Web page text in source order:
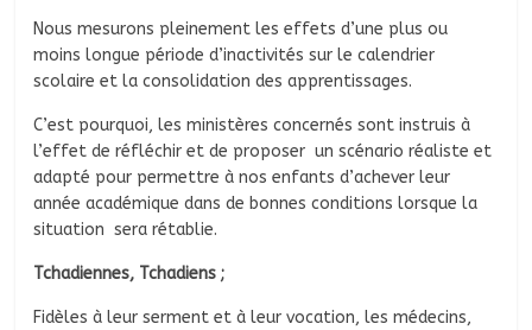
Nous mesurons pleinement les effets d’une plus ou
moins longue période d’inactivités sur le calendrier
scolaire et la consolidation des apprentissages.
C’est pourquoi, les ministères concernés sont instruis à
l’effet de réfléchir et de proposer un scénario réaliste et
adapté pour permettre à nos enfants d’achever leur
année académique dans de bonnes conditions lorsque la
situation sera rétablie.
Tchadiennes, Tchadiens ;
Fidèles à leur serment et à leur vocation, les médecins,